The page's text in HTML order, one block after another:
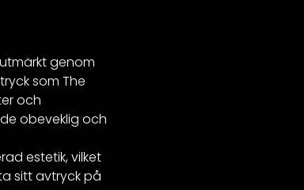
genom
som The
och
obeveklig och
estetik, vilket
sitt avtryck på